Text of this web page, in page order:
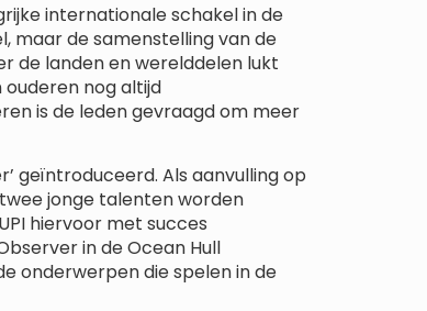
internationale schakel in de
maar de samenstelling van de
de landen en werelddelen lukt
ouderen nog altijd
is de leden gevraagd om meer
geïntroduceerd. Als aanvulling op
jonge talenten worden
hiervoor met succes
in de Ocean Hull
onderwerpen die spelen in de